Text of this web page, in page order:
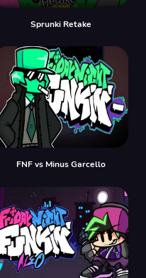
Sprunki Retake
FNF vs Minus Garcello